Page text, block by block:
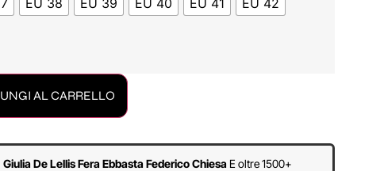
AL CARRELLO
Giulia De Lellis Fera Ebbasta Federico ChiesaE oltre 1500+